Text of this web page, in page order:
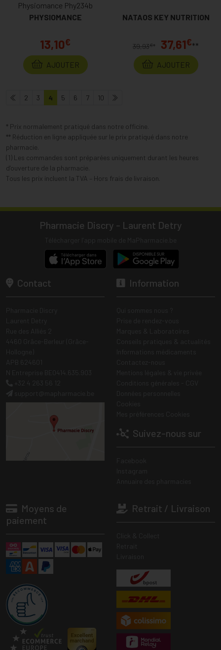
Physiomance Phy234b
PHYSIOMANCE
13,10€
AJOUTER
NATAOS KEY NUTRITION
39,93€* 37,61€**
AJOUTER
2 3 4 5 6 7 10
* Prix normalement pratiqué dans notre officine.
** Réduction en ligne appliquée sur le prix pratiqué dans notre
pharmacie.
(1) Les commandes sont préparées uniquement durant les heures
d’ouverture de la pharmacie.
Tous les prix incluent la TVA – Hors frais de livraison.
Pharmacie Discry - Laurent Detry
Contact Information
Suivez-nous sur
Moyens de
paiement
Retrait / Livraison